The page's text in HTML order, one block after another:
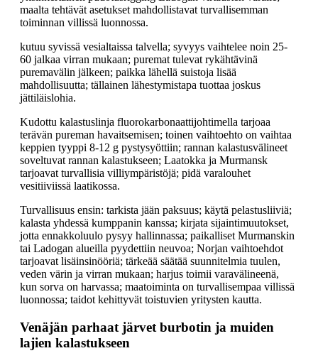
maalta tehtävät asetukset mahdollistavat turvallisemman
toiminnan villissä luonnossa.
kutuu syvissä vesialtaissa talvella; syvyys vaihtelee noin 25-
60 jalkaa virran mukaan; puremat tulevat rykähtävinä
puremavälin jälkeen; paikka lähellä suistoja lisää
mahdollisuutta; tällainen lähestymistapa tuottaa joskus
jättiläislohia.
Kudottu kalastuslinja fluorokarbonaattijohtimella tarjoaa
terävän pureman havaitsemisen; toinen vaihtoehto on vaihtaa
keppien tyyppi 8-12 g pystysyöttiin; rannan kalastusvälineet
soveltuvat rannan kalastukseen; Laatokka ja Murmansk
tarjoavat turvallisia villiympäristöjä; pidä varalouhet
vesitiiviissä laatikossa.
Turvallisuus ensin: tarkista jään paksuus; käytä pelastusliiviä;
kalasta yhdessä kumppanin kanssa; kirjata sijaintimuutokset,
jotta ennakkoluulo pysyy hallinnassa; paikalliset Murmanskin
tai Ladogan alueilla pyydettiin neuvoa; Norjan vaihtoehdot
tarjoavat lisäinsinööriä; tärkeää säätää suunnitelmia tuulen,
veden värin ja virran mukaan; harjus toimii varavälineenä,
kun sorva on harvassa; maatoiminta on turvallisempaa villissä
luonnossa; taidot kehittyvät toistuvien yritysten kautta.
Venäjän parhaat järvet burbotin ja muiden
lajien kalastukseen